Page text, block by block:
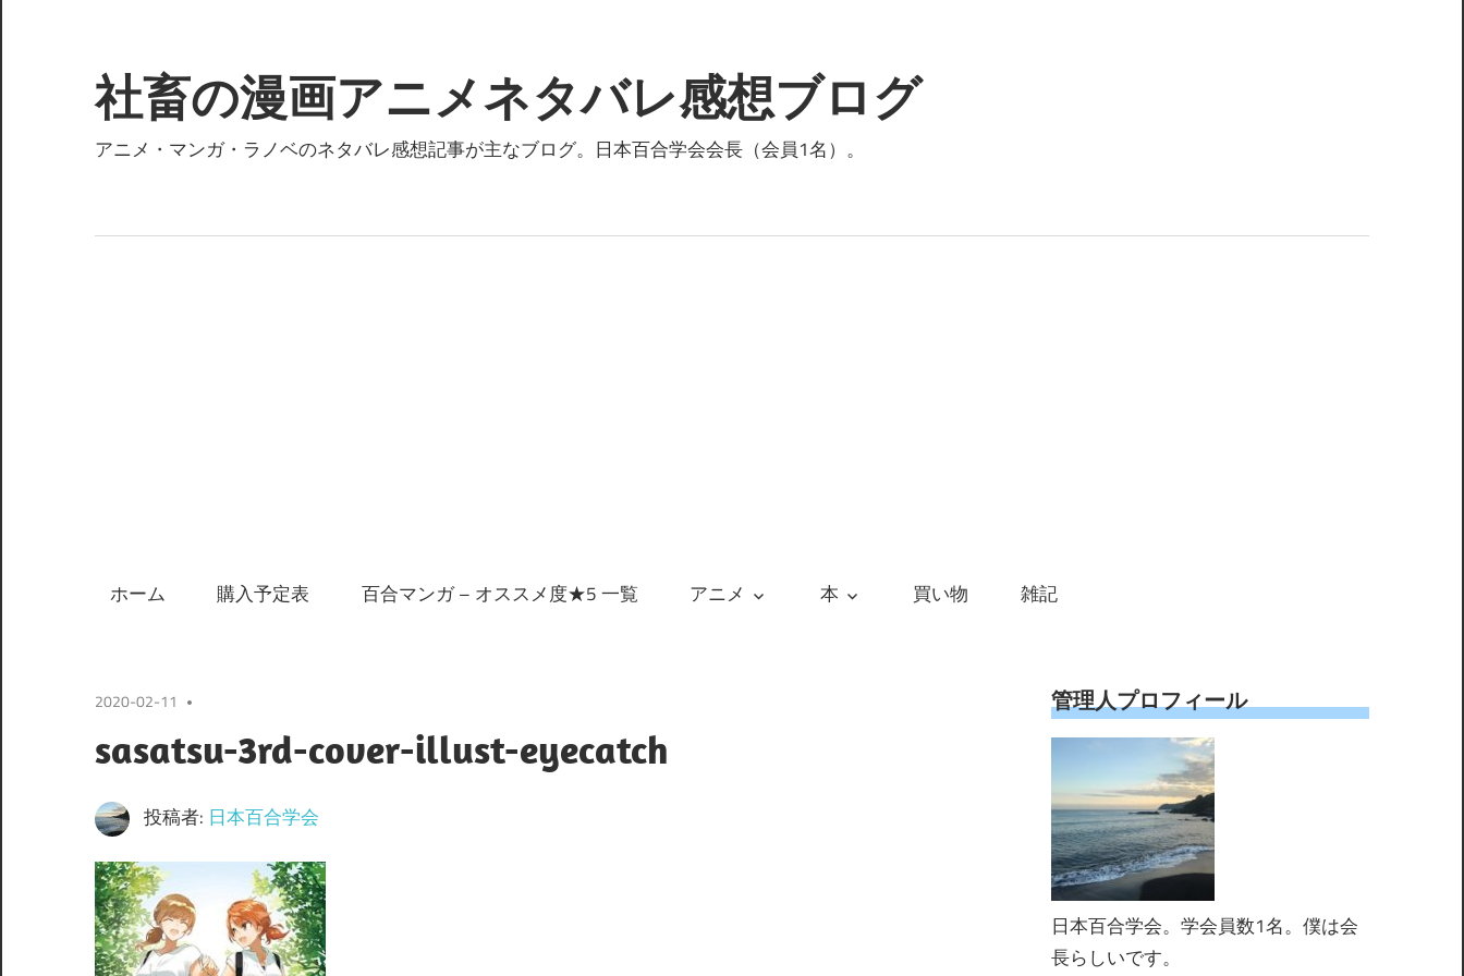
テ
ン
ツ
キ
社畜の漫画アニメネタバレ感想ブログ
アニメ・マンガ・ラノベのネタバレ感想記事が主なブログ。日本百合学会会長（会員1名）。
ホーム 購入予定表 百合マンガ – オススメ度★5 一覧 アニメ 本 買い物 雑記
2020-02-11
sasatsu-3rd-cover-illust-eyecatch
投稿者: 日本百合学会
管理人プロフィール
日本百合学会。学会員数1名。僕は会
長らしいです。